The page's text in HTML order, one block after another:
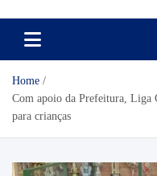
Home
Com apoio da Prefeitura, Liga
para crianças